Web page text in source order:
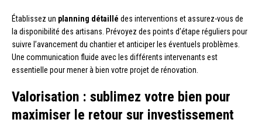
Établissez un planning détaillé des interventions et assurez-vous de
la disponibilité des artisans. Prévoyez des points d’étape réguliers pour
suivre l’avancement du chantier et anticiper les éventuels problèmes.
Une communication fluide avec les différents intervenants est
essentielle pour mener à bien votre projet de rénovation.
Valorisation : sublimez votre bien pour
maximiser le retour sur investissement